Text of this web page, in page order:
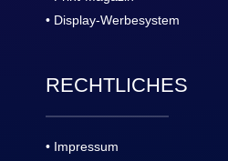
• Display-Werbesystem
RECHTLICHES
• Impressum